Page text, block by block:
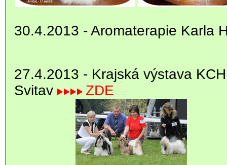
30.4.2013 - Aromaterapie Karla
27.4.2013 - Krajská výstava
Svitav
ZDE